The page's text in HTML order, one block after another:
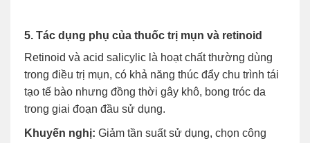
5. Tác dụng phụ của thuốc trị mụn và retinoid
Retinoid và acid salicylic là hoạt chất thường dùng
trong điều trị mụn, có khả năng thúc đẩy chu trình tái
tạo tế bào nhưng đồng thời gây khô, bong tróc da
trong giai đoạn đầu sử dụng.
Khuyến nghị: Giảm tần suất sử dụng, chọn công